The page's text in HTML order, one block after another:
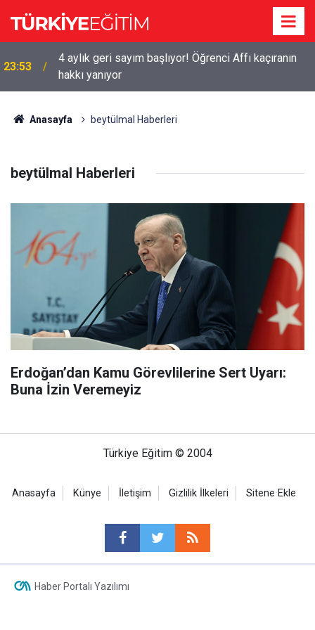
23:53
4 aylık geri sayım başlıyor! Öğrenci Affı kaçıranın
hakkı yanıyor
Anasayfa beytülmal Haberleri
beytülmal Haberleri
Erdoğan’dan Kamu Görevlilerine Sert Uyarı:
Buna İzin Veremeyiz
Türkiye Eğitim © 2004
Anasayfa Künye İletişim Gizlilik İlkeleri Sitene Ekle
Haber Portalı Yazılımı